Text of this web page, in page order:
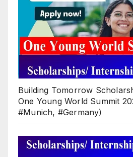
Building Tomorrow
One Young World Summit
#Munich, #Germany)